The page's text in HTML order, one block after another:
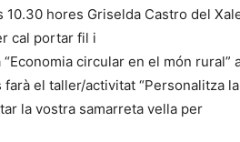
10.30 hores Griselda Castro del
cal portar fil i
circular en el món rural”
el taller/activitat “Personalitza
la vostra samarreta vella per